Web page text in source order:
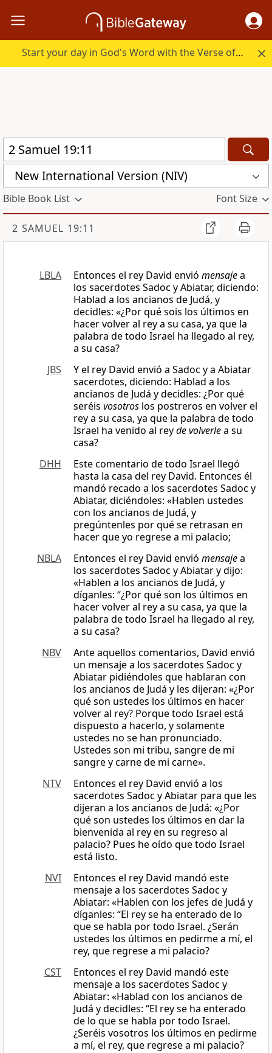
Start your day in God's Word with the Verse of the Day.
New International Version (NIV)
Bible Book List Font Size
2 SAMUEL 19:11
LBLA Entonces el rey David envió mensajea
los sacerdotes Sadoc y Abiatar, diciendo:
Hablad a los ancianos de Judá, y
decidles: «¿Por qué sois los últimos en
hacer volver al rey a su casa, ya que la
palabra de todo Israel ha llegado al rey,
a su casa?
JBS
Y el rey David envió a Sadoc y a Abiatar
sacerdotes, diciendo: Hablad a los
ancianos de Judá y decidles: ¿Por qué
seréis vosotros los postreros en volver el
rey a su casa, ya que la palabra de todo
Israel ha venido al reyde volverlea su
casa?
DHH
Este comentario de todo Israel llegó
hasta la casa del rey David. Entonces él
mandó recado a los sacerdotes Sadoc y
Abiatar, diciéndoles: «Hablen ustedes
con los ancianos de Judá, y
pregúntenles por qué se retrasan en
hacer que yo regrese a mi palacio;
NBLA
Entonces el rey David envió mensajea
los sacerdotes Sadoc y Abiatar y dijo:
«Hablen a los ancianos de Judá, y
díganles: “¿Por qué son los últimos en
hacer volver al rey a su casa, ya que la
palabra de todo Israel ha llegado al rey,
a su casa?
NBV
Ante aquellos comentarios, David envió
un mensaje a los sacerdotes Sadoc y
Abiatar pidiéndoles que hablaran con
los ancianos de Judá y les dijeran: «¿Por
qué son ustedes los últimos en hacer
volver al rey? Porque todo Israel está
dispuesto a hacerlo, y solamente
ustedes no se han pronunciado.
Ustedes son mi tribu, sangre de mi
sangre y carne de mi carne».
NTV
Entonces el rey David envió a los
sacerdotes Sadoc y Abiatar para que les
dijeran a los ancianos de Judá: «¿Por
qué son ustedes los últimos en dar la
bienvenida al rey en su regreso al
palacio? Pues he oído que todo Israel
está listo.
NVI
Entonces el rey David mandó este
mensaje a los sacerdotes Sadoc y
Abiatar: «Hablen con los jefes de Judá y
díganles: “El rey se ha enterado de lo
que se habla por todo Israel. ¿Serán
ustedes los últimos en pedirme a mí, el
rey, que regrese a mi palacio?
CST
Entonces el rey David mandó este
mensaje a los sacerdotes Sadoc y
Abiatar: «Hablad con los ancianos de
Judá y decidles: “El rey se ha enterado
de lo que se habla por todo Israel.
¿Seréis vosotros los últimos en pedirme
a mí, el rey, que regrese a mi palacio?